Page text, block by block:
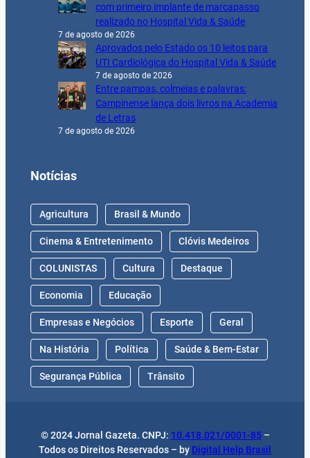
com primeiro implante de marcapasso
realizado no Hospital Vida & Saúde
7 de agosto de 2026
Aprovados pelo Estado os 10 leitos para
UTI Cardiológica do Hospital Vida & Saúde
7 de agosto de 2026
Entre pampas, colmeias e palavras:
Campinense lança dois livros na Academia
de Letras
7 de agosto de 2026
Notícias
Agricultura Brasil & Mundo
Cinema & Entretenimento Clóvis Medeiros
COLUNISTAS Cultura Destaque
Economia Educação
Empresas e Negócios Esporte Geral
Na História Política Saúde & Bem-Estar
Segurança Pública Trânsito
© 2024 Jornal Gazeta. CNPJ: 10.418.021/0001-85–
Todos os Direitos Reservados – by Digital Help Brasil